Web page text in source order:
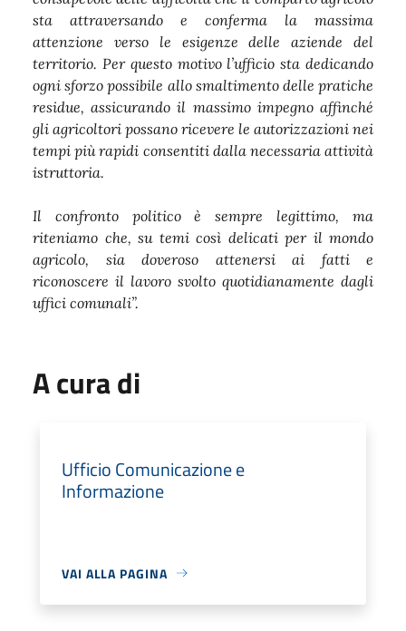
sta attraversando e conferma la massima
attenzione verso le esigenze delle aziende del
territorio. Per questo motivo l’ufficio sta dedicando
ogni sforzo possibile allo smaltimento delle pratiche
residue, assicurando il massimo impegno affinché
gli agricoltori possano ricevere le autorizzazioni nei
tempi più rapidi consentiti dalla necessaria attività
istruttoria.
Il confronto politico è sempre legittimo, ma
riteniamo che, su temi così delicati per il mondo
agricolo, sia doveroso attenersi ai fatti e
riconoscere il lavoro svolto quotidianamente dagli
uffici comunali”.
A cura di
Ufficio Comunicazione e
Informazione
VAI ALLA PAGINA